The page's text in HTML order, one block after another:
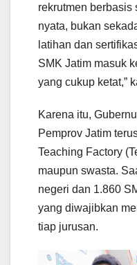
rekrutmen berbasis
nyata, bukan
latihan dan
SMK Jatim masuk
yang cukup ketat,”
Karena itu,
Pemprov Jatim
Teaching Factory
maupun swasta.
negeri dan 1.860
yang diwajibkan
tiap jurusan.